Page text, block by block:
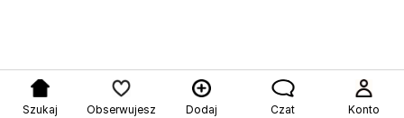
Szukaj Obserwujesz Dodaj Czat Konto